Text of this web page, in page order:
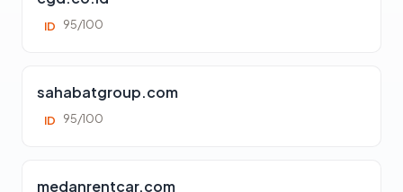
ID 95/100
sahabatgroup.com
ID 95/100
medanrentcar.com